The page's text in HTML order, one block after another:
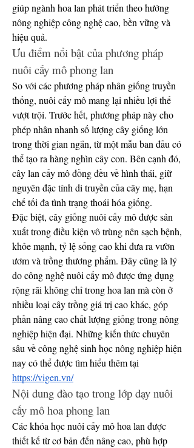
giúp ngành hoa lan phát triển theo hướng
nông nghiệp công nghệ cao, bền vững và
hiệu quả.
Ưu điểm nổi bật của phương pháp
nuôi cấy mô phong lan
So với các phương pháp nhân giống truyền
thống, nuôi cấy mô mang lại nhiều lợi thế
vượt trội. Trước hết, phương pháp này cho
phép nhân nhanh số lượng cây giống lớn
trong thời gian ngắn, từ một mẫu ban đầu có
thể tạo ra hàng nghìn cây con. Bên cạnh đó,
cây lan cấy mô đồng đều về hình thái, giữ
nguyên đặc tính di truyền của cây mẹ, hạn
chế tối đa tình trạng thoái hóa giống.
Đặc biệt, cây giống nuôi cấy mô được sản
xuất trong điều kiện vô trùng nên sạch bệnh,
khỏe mạnh, tỷ lệ sống cao khi đưa ra vườn
ươm và trồng thương phẩm. Đây cũng là lý
do công nghệ nuôi cấy mô được ứng dụng
rộng rãi không chỉ trong hoa lan mà còn ở
nhiều loại cây trồng giá trị cao khác, góp
phần nâng cao chất lượng giống trong nông
nghiệp hiện đại. Những kiến thức chuyên
sâu về công nghệ sinh học nông nghiệp hiện
https://vigen.vn/
Nội dung đào tạo trong lớp dạy nuôi
cấy mô hoa phong lan
Các khóa học nuôi cấy mô hoa lan được
thiết kế từ cơ bản đến nâng cao, phù hợp